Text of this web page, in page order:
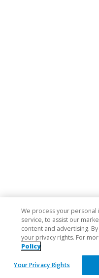
We process your
service, to assist our
content and advertising.
your privacy rights. For
Policy
Your Privacy Rights